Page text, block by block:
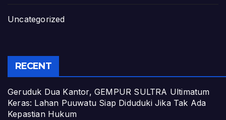
Uncategorized
RECENT
Geruduk Dua Kantor, GEMPUR SULTRA Ultimatum
Keras: Lahan Puuwatu Siap Diduduki Jika Tak Ada
Kepastian Hukum